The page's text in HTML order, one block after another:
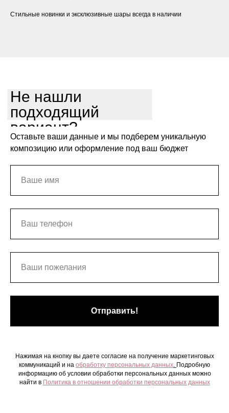
Стильные новинки и эксклюзивные шары всегда в наличии
Не нашли
подходящий
вариант?
Оставьте ваши данные и мы подберем уникальную
композицию или оформление под ваш бюджет
Отправить!
Нажимая на кнопку вы даете согласие на получение маркетинговых
коммуникаций и на обработку персональных данных Подробную
информацию об условии обработки персональных данных можно
найти в Политика в отношении обработки персональных данных